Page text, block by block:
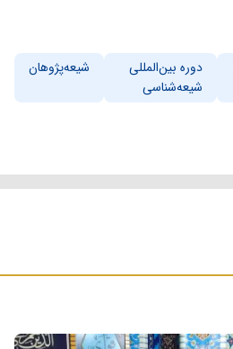
دوره بین‌المللی
شیعه‌شناسی
شیعه‌پژوهان